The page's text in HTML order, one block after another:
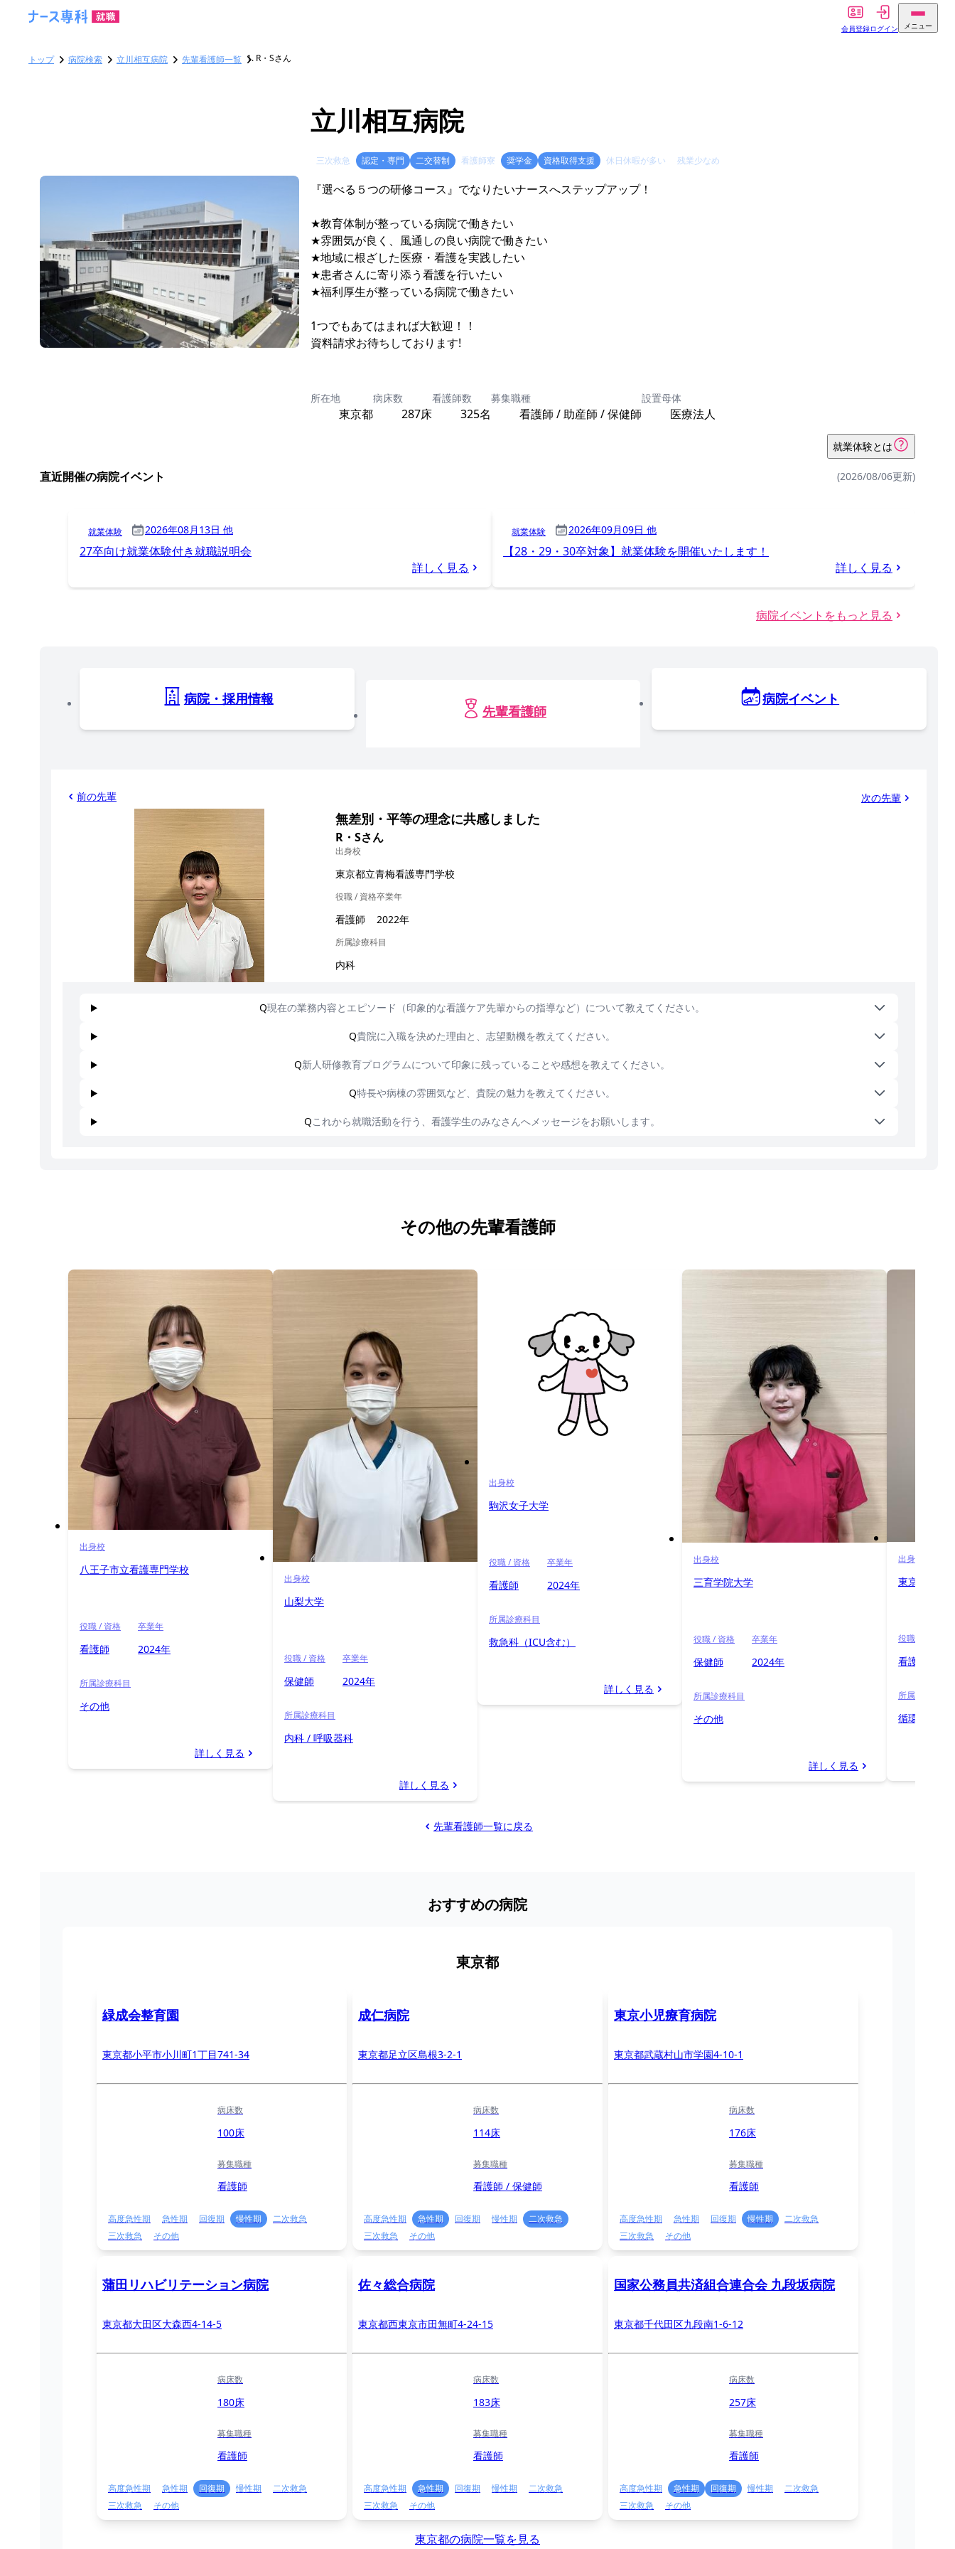
会員登録ログイン メニュー
トップ 病院検索 立川相互病院 先輩看護師一覧 R・Sさん
立川相互病院
三次救急 認定・専門 二交替制 看護師寮 奨学金 資格取得支援 休日休暇が多い 残業少なめ
『選べる５つの研修コース』でなりたいナースへステップアップ！
★教育体制が整っている病院で働きたい
★雰囲気が良く、風通しの良い病院で働きたい
★地域に根ざした医療・看護を実践したい
★患者さんに寄り添う看護を行いたい
★福利厚生が整っている病院で働きたい
1つでもあてはまれば大歓迎！！
資料請求お待ちしております!
所在地
東京都
病床数
287床
看護師数
325名
募集職種
看護師 / 助産師 / 保健師
設置母体
医療法人
就業体験とは
直近開催の病院イベント (2026/08/06更新)
就業体験 2026年08月13日 他
27卒向け就業体験付き就職説明会
詳しく見る
就業体験 2026年09月09日 他
【28・29・30卒対象】就業体験を開催いたします！
詳しく見る
病院イベントをもっと見る
病院・採用情報
先輩看護師
病院イベント
前の先輩 次の先輩
無差別・平等の理念に共感しました
R・Sさん
出身校
東京都立青梅看護専門学校
役職 / 資格
看護師
卒業年
2022年
所属診療科目
内科
Q現在の業務内容とエピソード（印象的な看護ケア先輩からの指導など）について教えてください。
Q貴院に入職を決めた理由と、志望動機を教えてください。
Q新人研修教育プログラムについて印象に残っていることや感想を教えてください。
Q特長や病棟の雰囲気など、貴院の魅力を教えてください。
Qこれから就職活動を行う、看護学生のみなさんへメッセージをお願いします。
その他の先輩看護師
出身校
八王子市立看護専門学校
役職 / 資格
看護師
卒業年
2024年
所属診療科目
その他
詳しく見る
出身校
山梨大学
役職 / 資格
保健師
卒業年
2024年
所属診療科目
内科 / 呼吸器科
詳しく見る
出身校
駒沢女子大学
役職 / 資格
看護師
卒業年
2024年
所属診療科目
救急科（ICU含む）
詳しく見る
出身校
三育学院大学
役職 / 資格
保健師
卒業年
2024年
所属診療科目
その他
詳しく見る
出身校
東京都立南
役職 / 資格
看護師
所属診療科目
循環器科
先輩看護師一覧に戻る
おすすめの病院
東京都
緑成会整育園
東京都小平市小川町1丁目741-34
病床数
100床
募集職種
看護師
高度急性期 急性期 回復期 慢性期
二次救急
三次救急
その他
成仁病院
東京都足立区島根3-2-1
病床数
114床
募集職種
看護師 / 保健師
高度急性期 急性期 回復期 慢性期
二次救急
三次救急
その他
東京小児療育病院
東京都武蔵村山市学園4-10-1
病床数
176床
募集職種
看護師
高度急性期 急性期 回復期 慢性期
二次救急
三次救急
その他
蒲田リハビリテーション病院
東京都大田区大森西4-14-5
病床数
180床
募集職種
看護師
高度急性期 急性期 回復期 慢性期
二次救急
三次救急
その他
佐々総合病院
東京都西東京市田無町4-24-15
病床数
183床
募集職種
看護師
高度急性期 急性期 回復期 慢性期
二次救急
三次救急
その他
国家公務員共済組合連合会 九段坂病院
東京都千代田区九段南1-6-12
病床数
257床
募集職種
看護師
高度急性期 急性期 回復期 慢性期
二次救急
三次救急
その他
東京都の病院一覧を見る